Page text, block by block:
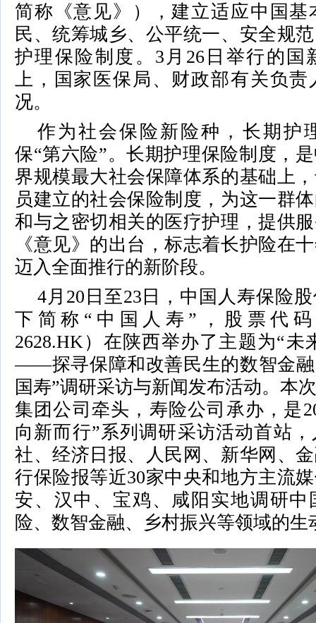
简称《意见》），建立适应中国基
民、统筹城乡、公平统一、安全规
护理保险制度。3月26日举行的国
上，国家医保局、财政部有关负责
况。
作为社会保险新险种，长期护
保“第六险”。长期护理保险制度，
界规模最大社会保障体系的基础上
员建立的社会保险制度，为这一群
和与之密切相关的医疗护理，提供
《意见》的出台，标志着长护险在
迈入全面推行的新阶段。
4月20日至23日，中国人寿保险
下简称“中国人寿”，股票代码
2628.HK）在陕西举办了主题为“未
——探寻保障和改善民生的数智金融
国寿”调研采访与新闻发布活动。本
集团公司牵头，寿险公司承办，是
向新而行”系列调研采访活动首站
社、经济日报、人民网、新华网、
行保险报等近30家中央和地方主流
安、汉中、宝鸡、咸阳实地调研中
险、数智金融、乡村振兴等领域的生